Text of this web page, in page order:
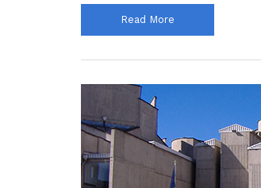
Read More